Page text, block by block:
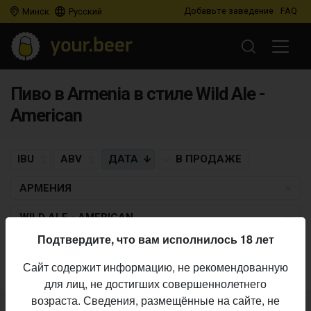
Минск Русский Добавьте заведение FAQ
Пиво в Armenia в стиле Wild Ale -
American
IBU ABV ДАТА В ПРОДАЖЕ
АРМЕНИЯ
WILD ALE - AMERICAN
Пиво по заданным критериям не найдено
Подтвердите, что вам исполнилось 18 лет
Сайт содержит информацию, не рекомендованную
для лиц, не достигших совершеннолетнего
возраста. Сведения, размещённые на сайте, не